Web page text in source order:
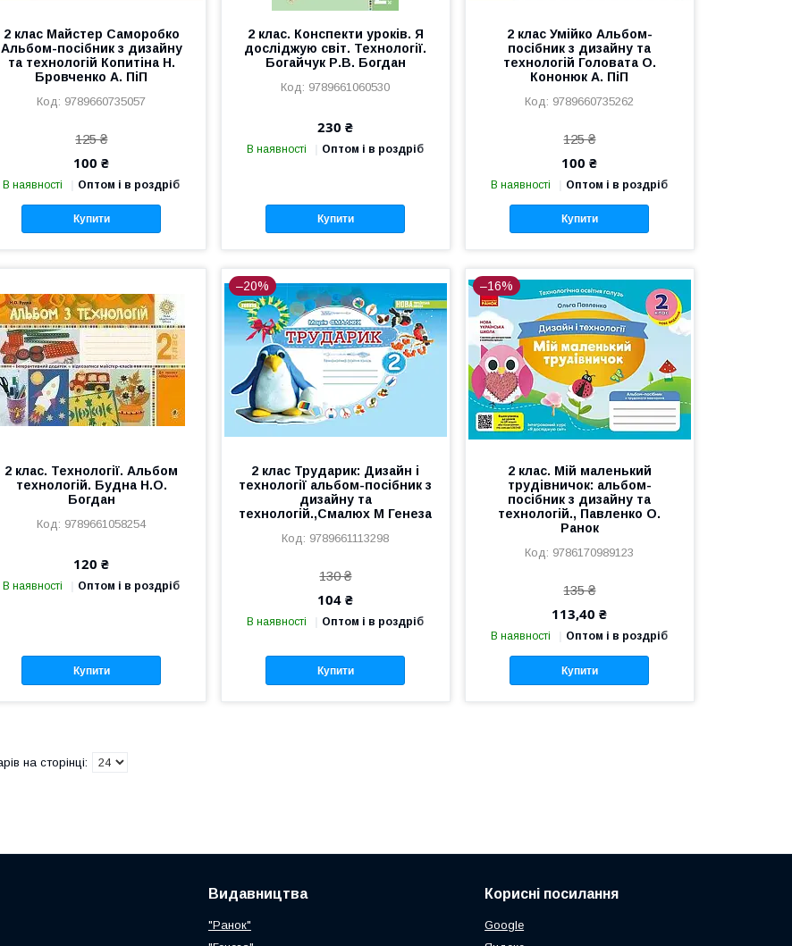
2 клас Майстер Саморобко
Альбом-посібник з дизайну
та технологій Копитіна Н.
Бровченко А. ПіП
9789660735057
125 ₴
100 ₴
В наявності Оптом і в роздріб
Купити
2 клас. Конспекти уроків. Я
досліджую світ. Технології.
Богайчук Р.В. Богдан
9789661060530
230 ₴
В наявності Оптом і в роздріб
Купити
2 клас Умійко Альбом-
посібник з дизайну та
технологій Головата О.
Кононюк А. ПіП
9789660735262
125 ₴
100 ₴
В наявності Оптом і в роздріб
Купити
2 клас. Технології. Альбом
технологій. Будна Н.О.
Богдан
9789661058254
120 ₴
В наявності Оптом і в роздріб
Купити
–20%
2 клас Трударик: Дизайн і
технології альбом-посібник з
дизайну та
технологій.,Смалюх М Генеза
9789661113298
130 ₴
104 ₴
В наявності Оптом і в роздріб
Купити
–16%
2 клас. Мій маленький
трудівничок: альбом-
посібник з дизайну та
технологій., Павленко О.
Ранок
9786170989123
135 ₴
113,40 ₴
В наявності Оптом і в роздріб
Купити
Видавництва
"Ранок"
Корисні посилання
Google